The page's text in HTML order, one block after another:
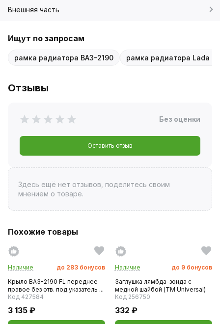
Внешняя часть
Ищут по запросам
рамка радиатора ВАЗ-2190 рамка радиатора Lada
Отзывы
Без оценки
Оставить отзыв
Здесь ещё нет отзывов, поделитесь своим
мнением о товаре.
Похожие товары
Наличие до 283 бонусов
Крыло ВАЗ-2190 FL переднее
правое без отв. под указатель ...
Код 427584
3 135 ₽
Наличие до 9 бонусов
Заглушка лямбда-зонда с
медной шайбой (TM Universal)
Код 256750
332 ₽